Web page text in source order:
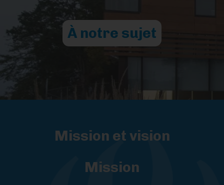
À notre sujet
Mission et vision
Mission